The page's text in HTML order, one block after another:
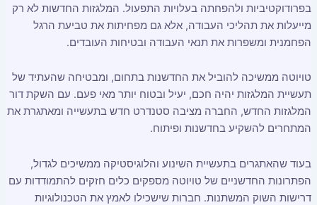
בפרודוקטיביות ולהפחתה בעלויות התפעול. המלגזות החדשות לא רק
מייעלות את תהליכי העבודה, אלא גם מפחיתות את טביעת הרגל
הפחמנית ומשפרות את תנאי העבודה ובטיחות העובדים.
טויוטה ממשיכה להוביל את החדשנות בתחום, ומבטיחה שהעתיד של
תעשיית המלגזות יהיה חכם, יעיל ובטוח יותר מאי פעם. עם השקת דור
המלגזות החדש, החברה מציבה סטנדרט חדש בתעשייה ומאתגרת את
המתחרים להשקיע בחדשנות ופיתוח.
בעוד שהאתגרים בתעשיית השינוע והלוגיסטיקה ממשיכים לגדול,
הפתרונות החדשניים של טויוטה מספקים כלים חזקים להתמודדות עם
דרישות השוק המשתנות. חברות שישכילו לאמץ את הטכנולוגיות